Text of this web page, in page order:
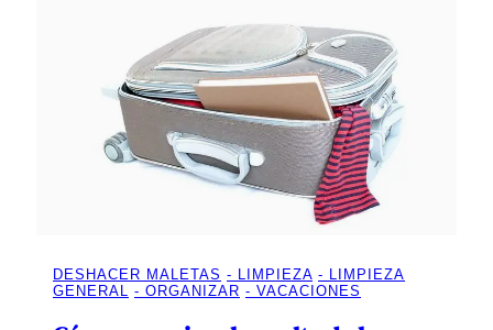
DESHACER MALETAS LIMPIEZA
LIMPIEZA
GENERAL
ORGANIZAR VACACIONES